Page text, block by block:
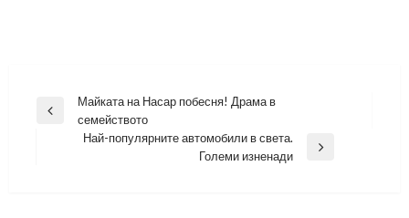
Навигация
Previous
Майката на Насар побесня! Драма в
семейството
Най-популярните автомобили в света.
Големи изненади